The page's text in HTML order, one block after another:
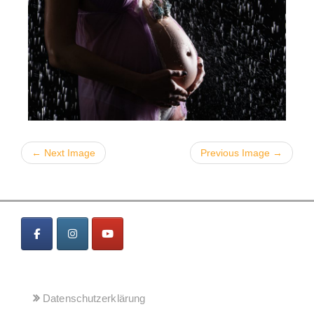
← Next Image Previous Image →
Datenschutzerklärung